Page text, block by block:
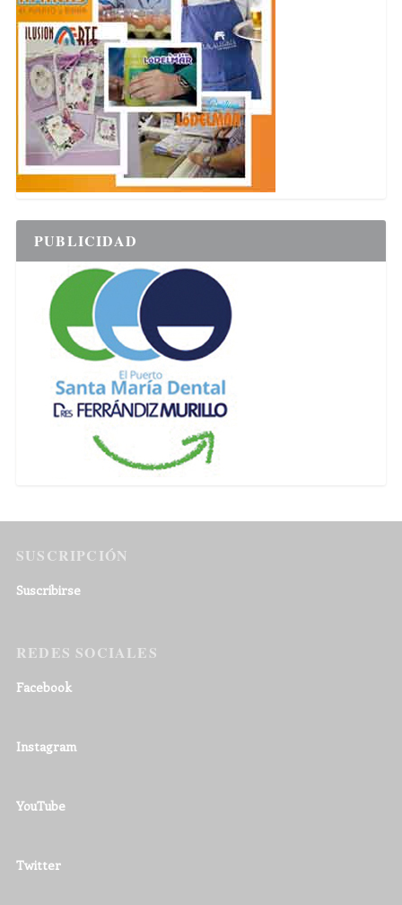
PUBLICIDAD
SUSCRIPCIÓN
Suscribirse
REDES SOCIALES
Facebook
Instagram
YouTube
Twitter